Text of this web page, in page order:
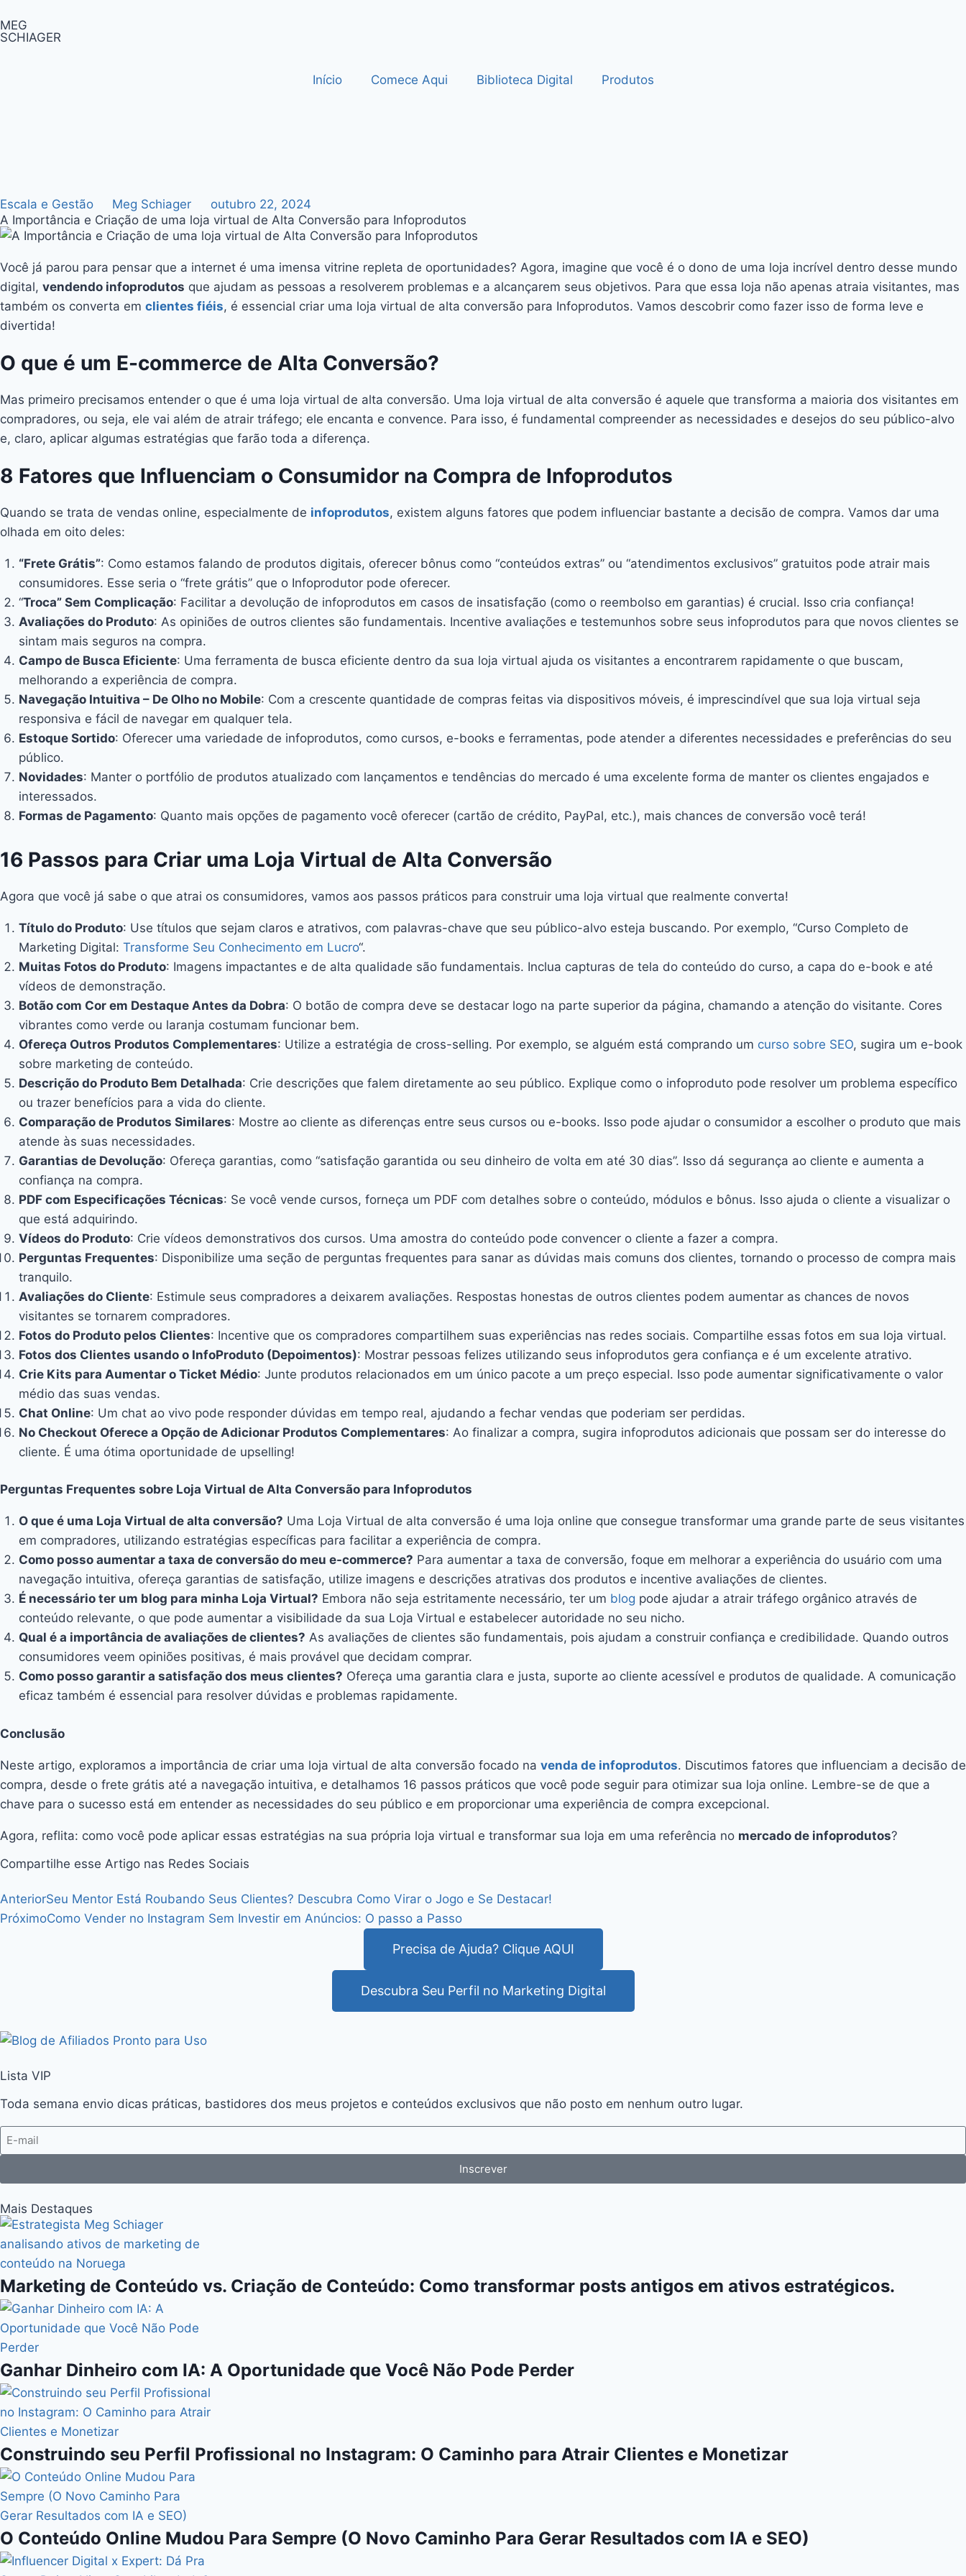
MEG
SCHIAGER
Início Comece Aqui Biblioteca Digital Produtos
Escala e Gestão Meg Schiager
outubro 22, 2024
A Importância e Criação de uma loja virtual de Alta Conversão para Infoprodutos
Você já parou para pensar que a internet é uma imensa vitrine repleta de oportunidades? Agora, imagine que você é o dono de uma loja incrível dentro desse mundo
digital, vendendo infoprodutos que ajudam as pessoas a resolverem problemas e a alcançarem seus objetivos. Para que essa loja não apenas atraia visitantes, mas
também os converta em clientes fiéis, é essencial criar uma loja virtual de alta conversão para Infoprodutos. Vamos descobrir como fazer isso de forma leve e
divertida!
O que é um E-commerce de Alta Conversão?
Mas primeiro precisamos entender o que é uma loja virtual de alta conversão. Uma loja virtual de alta conversão é aquele que transforma a maioria dos visitantes em
compradores, ou seja, ele vai além de atrair tráfego; ele encanta e convence. Para isso, é fundamental compreender as necessidades e desejos do seu público-alvo
e, claro, aplicar algumas estratégias que farão toda a diferença.
8 Fatores que Influenciam o Consumidor na Compra de Infoprodutos
Quando se trata de vendas online, especialmente de infoprodutos, existem alguns fatores que podem influenciar bastante a decisão de compra. Vamos dar uma
olhada em oito deles:
“Frete Grátis”: Como estamos falando de produtos digitais, oferecer bônus como “conteúdos extras” ou “atendimentos exclusivos” gratuitos pode atrair mais
consumidores. Esse seria o “frete grátis” que o Infoprodutor pode oferecer.
“Troca” Sem Complicação: Facilitar a devolução de infoprodutos em casos de insatisfação (como o reembolso em garantias) é crucial. Isso cria confiança!
Avaliações do Produto: As opiniões de outros clientes são fundamentais. Incentive avaliações e testemunhos sobre seus infoprodutos para que novos clientes se
sintam mais seguros na compra.
Campo de Busca Eficiente: Uma ferramenta de busca eficiente dentro da sua loja virtual ajuda os visitantes a encontrarem rapidamente o que buscam,
melhorando a experiência de compra.
Navegação Intuitiva – De Olho no Mobile: Com a crescente quantidade de compras feitas via dispositivos móveis, é imprescindível que sua loja virtual seja
responsiva e fácil de navegar em qualquer tela.
Estoque Sortido: Oferecer uma variedade de infoprodutos, como cursos, e-books e ferramentas, pode atender a diferentes necessidades e preferências do seu
público.
Novidades: Manter o portfólio de produtos atualizado com lançamentos e tendências do mercado é uma excelente forma de manter os clientes engajados e
interessados.
Formas de Pagamento: Quanto mais opções de pagamento você oferecer (cartão de crédito, PayPal, etc.), mais chances de conversão você terá!
16 Passos para Criar uma Loja Virtual de Alta Conversão
Agora que você já sabe o que atrai os consumidores, vamos aos passos práticos para construir uma loja virtual que realmente converta!
Título do Produto: Use títulos que sejam claros e atrativos, com palavras-chave que seu público-alvo esteja buscando. Por exemplo, “Curso Completo de
Marketing Digital: Transforme Seu Conhecimento em Lucro“.
Muitas Fotos do Produto: Imagens impactantes e de alta qualidade são fundamentais. Inclua capturas de tela do conteúdo do curso, a capa do e-book e até
vídeos de demonstração.
Botão com Cor em Destaque Antes da Dobra: O botão de compra deve se destacar logo na parte superior da página, chamando a atenção do visitante. Cores
vibrantes como verde ou laranja costumam funcionar bem.
Ofereça Outros Produtos Complementares: Utilize a estratégia de cross-selling. Por exemplo, se alguém está comprando um curso sobre SEO, sugira um e-book
sobre marketing de conteúdo.
Descrição do Produto Bem Detalhada: Crie descrições que falem diretamente ao seu público. Explique como o infoproduto pode resolver um problema específico
ou trazer benefícios para a vida do cliente.
Comparação de Produtos Similares: Mostre ao cliente as diferenças entre seus cursos ou e-books. Isso pode ajudar o consumidor a escolher o produto que mais
atende às suas necessidades.
Garantias de Devolução: Ofereça garantias, como “satisfação garantida ou seu dinheiro de volta em até 30 dias”. Isso dá segurança ao cliente e aumenta a
confiança na compra.
PDF com Especificações Técnicas: Se você vende cursos, forneça um PDF com detalhes sobre o conteúdo, módulos e bônus. Isso ajuda o cliente a visualizar o
que está adquirindo.
Vídeos do Produto: Crie vídeos demonstrativos dos cursos. Uma amostra do conteúdo pode convencer o cliente a fazer a compra.
Perguntas Frequentes: Disponibilize uma seção de perguntas frequentes para sanar as dúvidas mais comuns dos clientes, tornando o processo de compra mais
tranquilo.
Avaliações do Cliente: Estimule seus compradores a deixarem avaliações. Respostas honestas de outros clientes podem aumentar as chances de novos
visitantes se tornarem compradores.
Fotos do Produto pelos Clientes: Incentive que os compradores compartilhem suas experiências nas redes sociais. Compartilhe essas fotos em sua loja virtual.
Fotos dos Clientes usando o InfoProduto (Depoimentos): Mostrar pessoas felizes utilizando seus infoprodutos gera confiança e é um excelente atrativo.
Crie Kits para Aumentar o Ticket Médio: Junte produtos relacionados em um único pacote a um preço especial. Isso pode aumentar significativamente o valor
médio das suas vendas.
Chat Online: Um chat ao vivo pode responder dúvidas em tempo real, ajudando a fechar vendas que poderiam ser perdidas.
No Checkout Oferece a Opção de Adicionar Produtos Complementares: Ao finalizar a compra, sugira infoprodutos adicionais que possam ser do interesse do
cliente. É uma ótima oportunidade de upselling!
Perguntas Frequentes sobre Loja Virtual de Alta Conversão para Infoprodutos
O que é uma Loja Virtual de alta conversão? Uma Loja Virtual de alta conversão é uma loja online que consegue transformar uma grande parte de seus visitantes
em compradores, utilizando estratégias específicas para facilitar a experiência de compra.
Como posso aumentar a taxa de conversão do meu e-commerce? Para aumentar a taxa de conversão, foque em melhorar a experiência do usuário com uma
navegação intuitiva, ofereça garantias de satisfação, utilize imagens e descrições atrativas dos produtos e incentive avaliações de clientes.
É necessário ter um blog para minha Loja Virtual? Embora não seja estritamente necessário, ter um blog pode ajudar a atrair tráfego orgânico através de
conteúdo relevante, o que pode aumentar a visibilidade da sua Loja Virtual e estabelecer autoridade no seu nicho.
Qual é a importância de avaliações de clientes? As avaliações de clientes são fundamentais, pois ajudam a construir confiança e credibilidade. Quando outros
consumidores veem opiniões positivas, é mais provável que decidam comprar.
Como posso garantir a satisfação dos meus clientes? Ofereça uma garantia clara e justa, suporte ao cliente acessível e produtos de qualidade. A comunicação
eficaz também é essencial para resolver dúvidas e problemas rapidamente.
Conclusão
Neste artigo, exploramos a importância de criar uma loja virtual de alta conversão focado na venda de infoprodutos. Discutimos fatores que influenciam a decisão de
compra, desde o frete grátis até a navegação intuitiva, e detalhamos 16 passos práticos que você pode seguir para otimizar sua loja online. Lembre-se de que a
chave para o sucesso está em entender as necessidades do seu público e em proporcionar uma experiência de compra excepcional.
Agora, reflita: como você pode aplicar essas estratégias na sua própria loja virtual e transformar sua loja em uma referência no mercado de infoprodutos?
Compartilhe esse Artigo nas Redes Sociais
AnteriorSeu Mentor Está Roubando Seus Clientes? Descubra Como Virar o Jogo e Se Destacar!
PróximoComo Vender no Instagram Sem Investir em Anúncios: O passo a Passo
Precisa de Ajuda? Clique AQUI
Descubra Seu Perfil no Marketing Digital
Lista VIP
Toda semana envio dicas práticas, bastidores dos meus projetos e conteúdos exclusivos que não posto em nenhum outro lugar.
Inscrever
Mais Destaques
Marketing de Conteúdo vs. Criação de Conteúdo: Como transformar posts antigos em ativos estratégicos.
Ganhar Dinheiro com IA: A Oportunidade que Você Não Pode Perder
Construindo seu Perfil Profissional no Instagram: O Caminho para Atrair Clientes e Monetizar
O Conteúdo Online Mudou Para Sempre (O Novo Caminho Para Gerar Resultados com IA e SEO)